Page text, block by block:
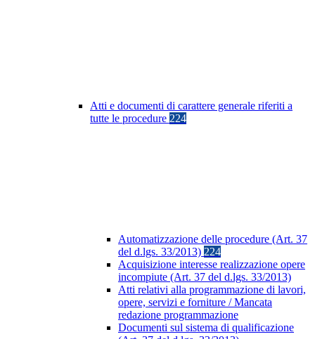
Atti e documenti di carattere generale riferiti a
tutte le procedure 224
Automatizzazione delle procedure (Art. 37
del d.lgs. 33/2013) 224
Acquisizione interesse realizzazione opere
incompiute (Art. 37 del d.lgs. 33/2013)
Atti relativi alla programmazione di lavori,
opere, servizi e forniture / Mancata
redazione programmazione
Documenti sul sistema di qualificazione